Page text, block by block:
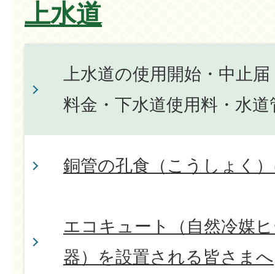
上水道
上水道の使用開始・中止
料金・下水道使用料・水
銅管の孔食（こうしょく
エコキュート（自然冷媒
器）を設置される皆さまへ